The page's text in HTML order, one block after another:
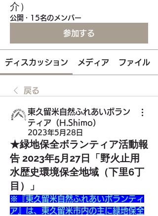
介）
公開 · 15名のメンバー
参加する
ディスカッション メディア ファイル
戻る
東久留米自然ふれあいボラン
ティア（H.Shimo）
2023年5月28日
★緑地保全ボランティア活動報
告 2023年5月27日「野火止用
水歴史環境保全地域（下里6丁
目）」
※『東久留米自然ふれあいボランティ
ア』は、東久留米市内の主に緑地保全